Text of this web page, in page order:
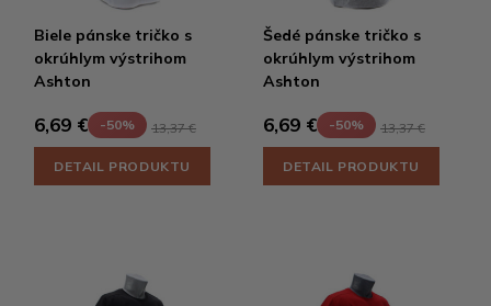
Biele pánske tričko s
okrúhlym výstrihom
Ashton
6,69 € -50% 13,37 €
DETAIL PRODUKTU
Šedé pánske tričko s
okrúhlym výstrihom
Ashton
6,69 € -50% 13,37 €
DETAIL PRODUKTU